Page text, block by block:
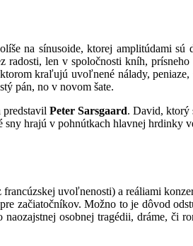
na sínusoide, ktorej amplitúdami
radosti, len v spoločnosti kníh,
kraľujú uvoľnené nálady,
pán, no v novom šate.
Peter Sarsgaard. David, ktorý
hrajú v pohnútkach hlavnej
uvoľnenosti) a reáliami
začiatočníkov. Možno to je dôvod
osobnej tragédii, dráme, či